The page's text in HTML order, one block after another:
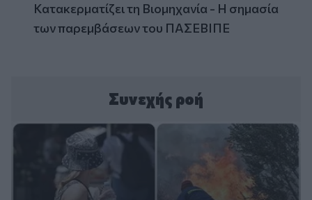
Κατακερματίζει τη Βιομηχανία - Η σημασία
των παρεμβάσεων του ΠΑΣΕΒΙΠΕ
Συνεχής ροή